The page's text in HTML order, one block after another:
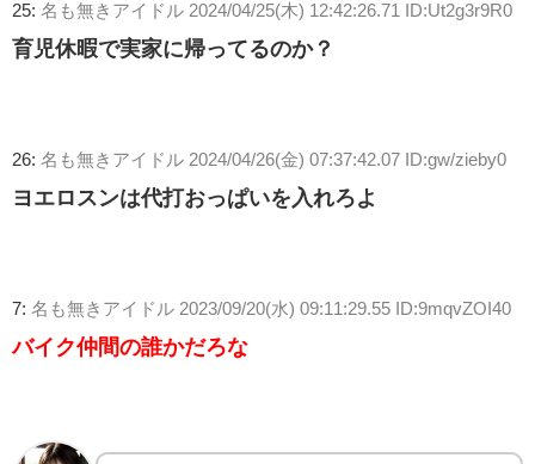
25: 名も無きアイドル 2024/04/25(木) 12:42:26.71 ID:Ut2g3r9R0
育児休暇で実家に帰ってるのか？
26: 名も無きアイドル 2024/04/26(金) 07:37:42.07 ID:gw/zieby0
ヨエロスンは代打おっぱいを入れろよ
7: 名も無きアイドル 2023/09/20(水) 09:11:29.55 ID:9mqvZOI40
バイク仲間の誰かだろな